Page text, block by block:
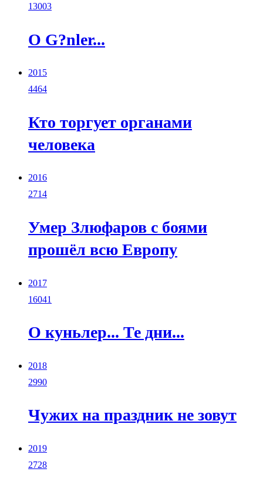
13003
O G?nler...
2015
4464
Кто торгует органами
человека
2016
2714
Умер Злюфаров с боями
прошёл всю Европу
2017
16041
О куньлер... Те дни...
2018
2990
Чужих на праздник не зовут
2019
2728